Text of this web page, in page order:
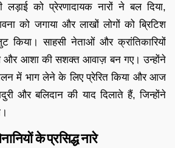
लड़ाई को प्रेरणादायक नारों ने बल दिया,
को जगाया और लाखों लोगों को ब्रिटिश
साहसी नेताओं और क्रांतिकारियों
और आशा की सशक्त आवाज़ बन गए। उन्होंने
में भाग लेने के लिए प्रेरित किया और आज
और बलिदान की याद दिलाते हैं, जिन्होंने
के प्रसिद्ध नारे